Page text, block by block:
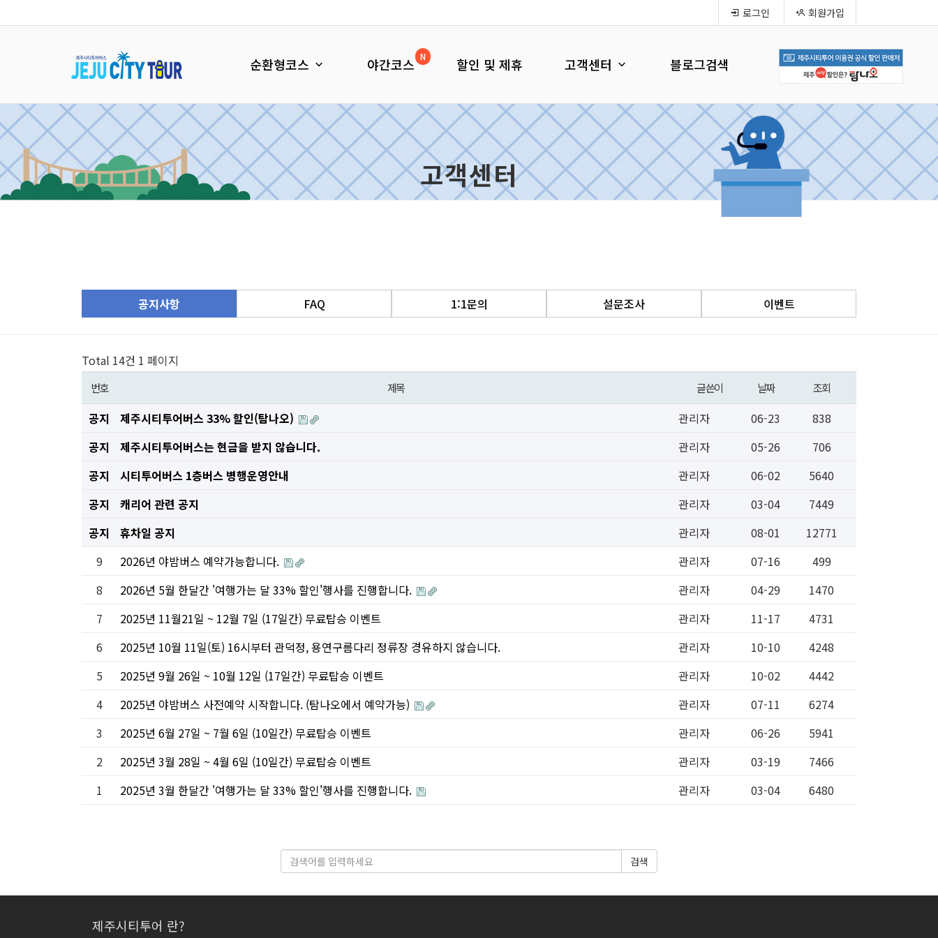
로그인 회원가입
순환형코스 야간코스 N 할인 및 제휴 고객센터 블로그검색
고객센터
공지사항 FAQ 1:1문의 설문조사 이벤트
Total 14건 1 페이지
번호 제목 글쓴이 날짜 조회
공지 제주시티투어버스 33% 할인(탐나오) 관리자 06-23
838
공지
제주시티투어버스는 현금을 받지 않습니다. 관리자 05-26
706
공지
시티투어버스 1층버스 병행운영안내 관리자 06-02
5640
공지
캐리어 관련 공지 관리자 03-04
7449
공지
휴차일 공지 관리자 08-01
12771
9
2026년 야밤버스 예약가능합니다. 관리자 07-16
499
8
2026년 5월 한달간 '여행가는 달 33% 할인'행사를 진행합니다. 관리자 04-29
1470
7
2025년 11월21일 ~ 12월 7일 (17일간) 무료탑승 이벤트 관리자 11-17
4731
6
2025년 10월 11일(토) 16시부터 관덕정, 용연구름다리 정류장 경유하지 않습니다. 관리자 10-10
4248
5
2025년 9월 26일 ~ 10월 12일 (17일간) 무료탑승 이벤트 관리자 10-02
4442
4
2025년 야밤버스 사전예약 시작합니다. (탐나오에서 예약가능) 관리자 07-11
6274
3
2025년 6월 27일 ~ 7월 6일 (10일간) 무료탑승 이벤트 관리자 06-26
5941
2
2025년 3월 28일 ~ 4월 6일 (10일간) 무료탑승 이벤트 관리자 03-19
7466
1
2025년 3월 한달간 '여행가는 달 33% 할인'행사를 진행합니다. 관리자 03-04 6480
검색
제주시티투어 란?